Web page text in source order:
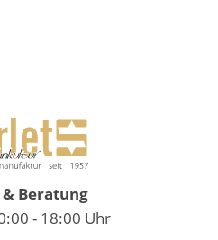
Beratung
- 18:00 Uhr